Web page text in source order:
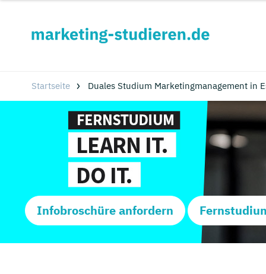
Startseite Duales Studium Marketingmanagement in
Infobroschüre anfordern